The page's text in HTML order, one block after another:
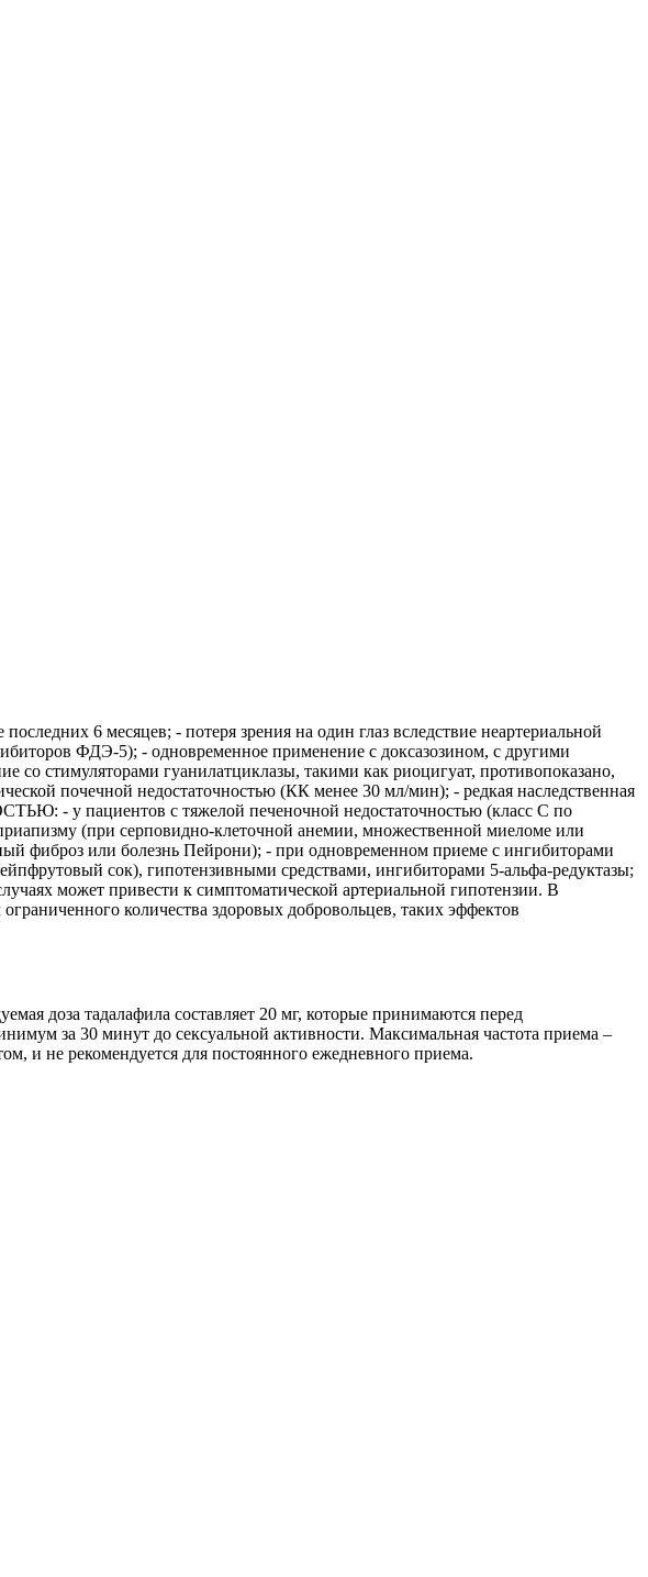
6 месяцев; - потеря зрения на один глаз вследствие неартериальной
ФДЭ-5); - одновременное применение с доксазозином, с другими
стимуляторами гуанилатциклазы, такими как риоцигуат, противопоказано,
почечной недостаточностью (КК менее 30 мл/мин); - редкая наследственная
- у пациентов с тяжелой печеночной недостаточностью (класс С по
(при серповидно-клеточной анемии, множественной миеломе или
фиброз или болезнь Пейрони); - при одновременном приеме с ингибиторами
сок), гипотензивными средствами, ингибиторами 5-альфа-редуктазы;
может привести к симптоматической артериальной гипотензии. В
количества здоровых добровольцев, таких эффектов
доза тадалафила составляет 20 мг, которые принимаются перед
за 30 минут до сексуальной активности. Максимальная частота приема –
и не рекомендуется для постоянного ежедневного приема.